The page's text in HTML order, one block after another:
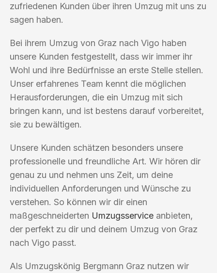
zufriedenen Kunden über ihren Umzug mit uns zu
sagen haben.
Bei ihrem Umzug von Graz nach Vigo haben
unsere Kunden festgestellt, dass wir immer ihr
Wohl und ihre Bedürfnisse an erste Stelle stellen.
Unser erfahrenes Team kennt die möglichen
Herausforderungen, die ein Umzug mit sich
bringen kann, und ist bestens darauf vorbereitet,
sie zu bewältigen.
Unsere Kunden schätzen besonders unsere
professionelle und freundliche Art. Wir hören dir
genau zu und nehmen uns Zeit, um deine
individuellen Anforderungen und Wünsche zu
verstehen. So können wir dir einen
maßgeschneiderten Umzugsservice anbieten,
der perfekt zu dir und deinem Umzug von Graz
nach Vigo passt.
Als Umzugskönig Bergmann Graz nutzen wir